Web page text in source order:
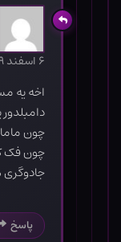
۶ اسفند ۹۹ در ۳:۴۱ ب٫ظ
اخه یه
چون
چون فک
جادوگری
پاسخ